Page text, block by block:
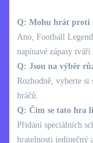
Q: Mohu hrát proti
Ano, Football
napínavé zápasy tváří
Q: Jsou na výběr
Rozhodně, vyberte
hráčů.
Q: Čím se tato hra
Přidání speciálních
hratelnosti jedinečný